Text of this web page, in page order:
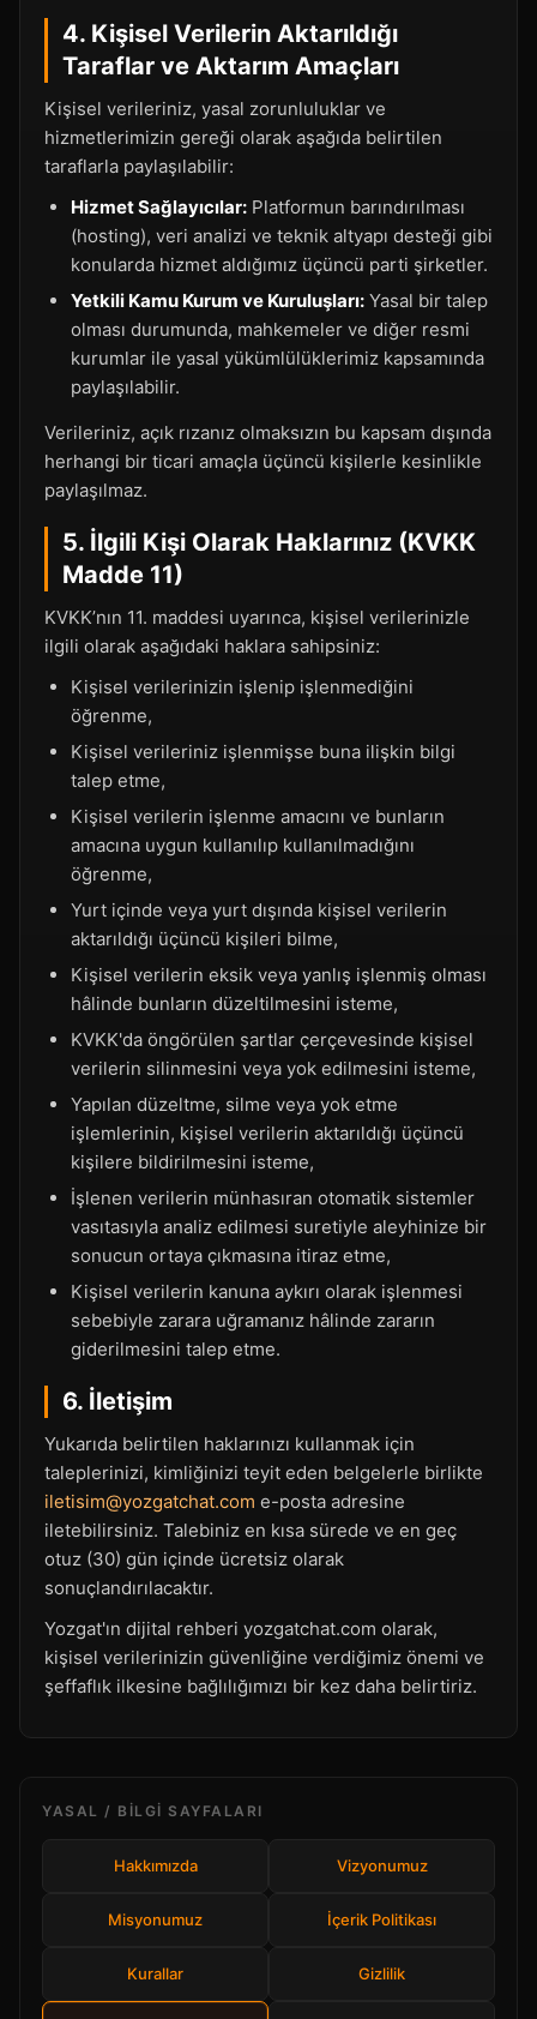
4. Kişisel Verilerin Aktarıldığı
Taraflar ve Aktarım Amaçları
Kişisel verileriniz, yasal zorunluluklar ve
hizmetlerimizin gereği olarak aşağıda belirtilen
taraflarla paylaşılabilir:
Hizmet Sağlayıcılar: Platformun barındırılması
(hosting), veri analizi ve teknik altyapı desteği gibi
konularda hizmet aldığımız üçüncü parti şirketler.
Yetkili Kamu Kurum ve Kuruluşları: Yasal bir talep
olması durumunda, mahkemeler ve diğer resmi
kurumlar ile yasal yükümlülüklerimiz kapsamında
paylaşılabilir.
Verileriniz, açık rızanız olmaksızın bu kapsam dışında
herhangi bir ticari amaçla üçüncü kişilerle kesinlikle
paylaşılmaz.
5. İlgili Kişi Olarak Haklarınız (KVKK
Madde 11)
KVKK’nın 11. maddesi uyarınca, kişisel verilerinizle
ilgili olarak aşağıdaki haklara sahipsiniz:
Kişisel verilerinizin işlenip işlenmediğini
öğrenme,
Kişisel verileriniz işlenmişse buna ilişkin bilgi
talep etme,
Kişisel verilerin işlenme amacını ve bunların
amacına uygun kullanılıp kullanılmadığını
öğrenme,
Yurt içinde veya yurt dışında kişisel verilerin
aktarıldığı üçüncü kişileri bilme,
Kişisel verilerin eksik veya yanlış işlenmiş olması
hâlinde bunların düzeltilmesini isteme,
KVKK'da öngörülen şartlar çerçevesinde kişisel
verilerin silinmesini veya yok edilmesini isteme,
Yapılan düzeltme, silme veya yok etme
işlemlerinin, kişisel verilerin aktarıldığı üçüncü
kişilere bildirilmesini isteme,
İşlenen verilerin münhasıran otomatik sistemler
vasıtasıyla analiz edilmesi suretiyle aleyhinize bir
sonucun ortaya çıkmasına itiraz etme,
Kişisel verilerin kanuna aykırı olarak işlenmesi
sebebiyle zarara uğramanız hâlinde zararın
giderilmesini talep etme.
6. İletişim
Yukarıda belirtilen haklarınızı kullanmak için
taleplerinizi, kimliğinizi teyit eden belgelerle birlikte
iletisim@yozgatchat.com e-posta adresine
iletebilirsiniz. Talebiniz en kısa sürede ve en geç
otuz (30) gün içinde ücretsiz olarak
sonuçlandırılacaktır.
Yozgat'ın dijital rehberi yozgatchat.com olarak,
kişisel verilerinizin güvenliğine verdiğimiz önemi ve
şeffaflık ilkesine bağlılığımızı bir kez daha belirtiriz.
YASAL / BILGI SAYFALARI
Hakkımızda Vizyonumuz
Misyonumuz İçerik Politikası
Kurallar Gizlilik